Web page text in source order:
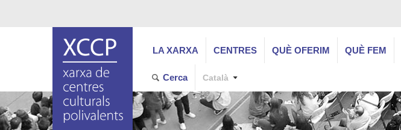
LA XARXA CENTRES QUÈ OFERIM QUÈ FEM
Cerca Català